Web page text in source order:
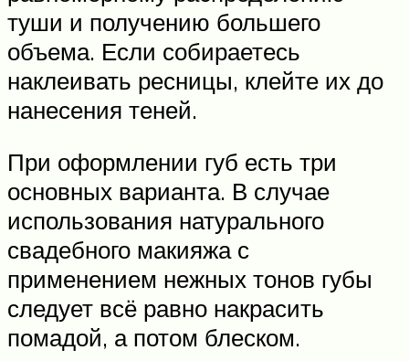
туши и получению большего
объема. Если собираетесь
наклеивать ресницы, клейте их до
нанесения теней.
При оформлении губ есть три
основных варианта. В случае
использования натурального
свадебного макияжа с
применением нежных тонов губы
следует всё равно накрасить
помадой, а потом блеском.